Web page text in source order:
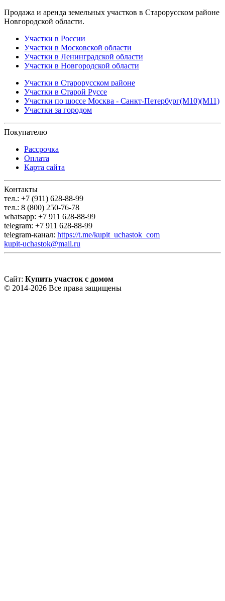
Продажа и аренда земельных участков в Старорусском районе
Новгородской области.
Участки в России
Участки в Московской области
Участки в Ленинградской области
Участки в Новгородской области
Участки в Старорусском районе
Участки в Старой Руссе
Участки по шоссе Москва - Санкт-Петербург(М10)(М11)
Участки за городом
Покупателю
Рассрочка
Оплата
Карта сайта
Контакты
тел.: +7 (911) 628-88-99
тел.: 8 (800) 250-76-78
whatsapp: +7 911 628-88-99
telegram: +7 911 628-88-99
telegram-канал: https://t.me/kupit_uchastok_com
kupit-uchastok@mail.ru
Сайт: Купить участок с домом
© 2014-2026 Все права защищены